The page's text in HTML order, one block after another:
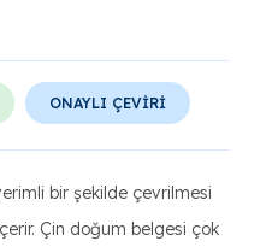
ONAYLI ÇEVİRİ
bir şekilde çevrilmesi
Çin doğum belgesi çok